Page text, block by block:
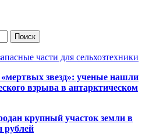
части для сельхозтехники
звезд»: ученые нашли
взрыва в антарктическом
крупный участок земли в
рублей